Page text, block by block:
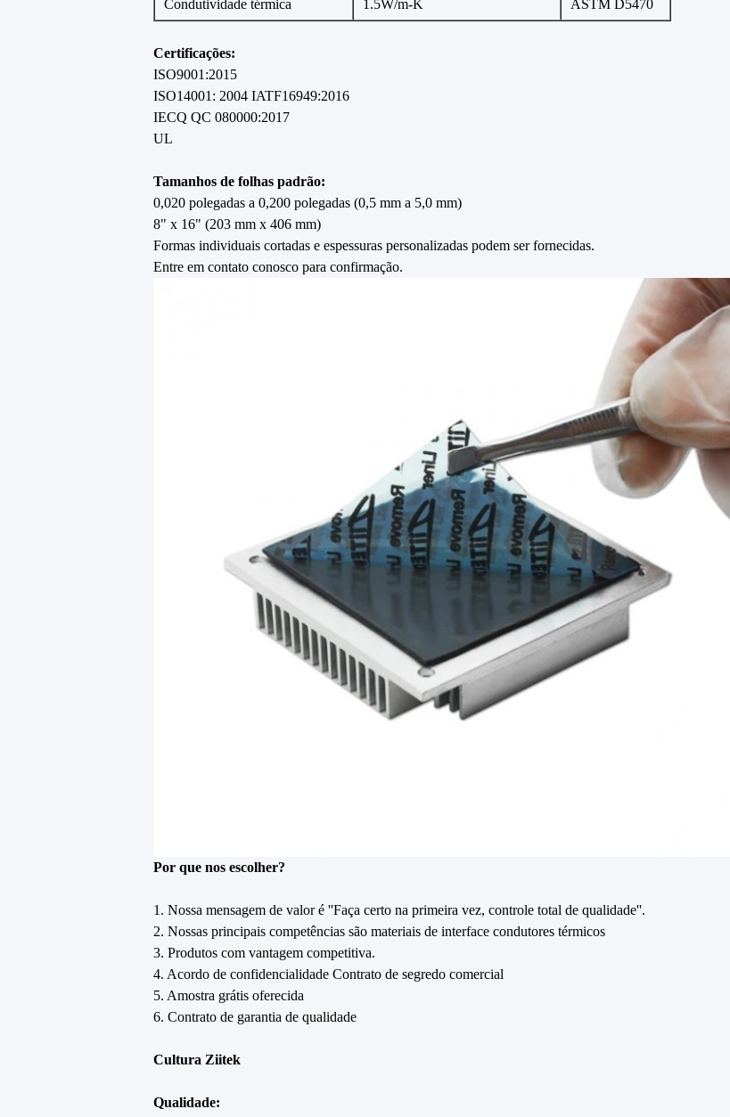
Condutividade térmica 1.5W/m-K ASTM D5470
Certificações:
ISO9001:2015
ISO14001: 2004 IATF16949:2016
IECQ QC 080000:2017
UL
Tamanhos de folhas padrão:
0,020 polegadas a 0,200 polegadas (0,5 mm a 5,0 mm)
8" x 16" (203 mm x 406 mm)
Formas individuais cortadas e espessuras personalizadas podem ser fornecidas.
Entre em contato conosco para confirmação.
Por que nos escolher?
1. Nossa mensagem de valor é ''Faça certo na primeira vez, controle total de qualidade''.
2. Nossas principais competências são materiais de interface condutores térmicos
3. Produtos com vantagem competitiva.
4. Acordo de confidencialidade Contrato de segredo comercial
5. Amostra grátis oferecida
6. Contrato de garantia de qualidade
Cultura Ziitek
Qualidade: